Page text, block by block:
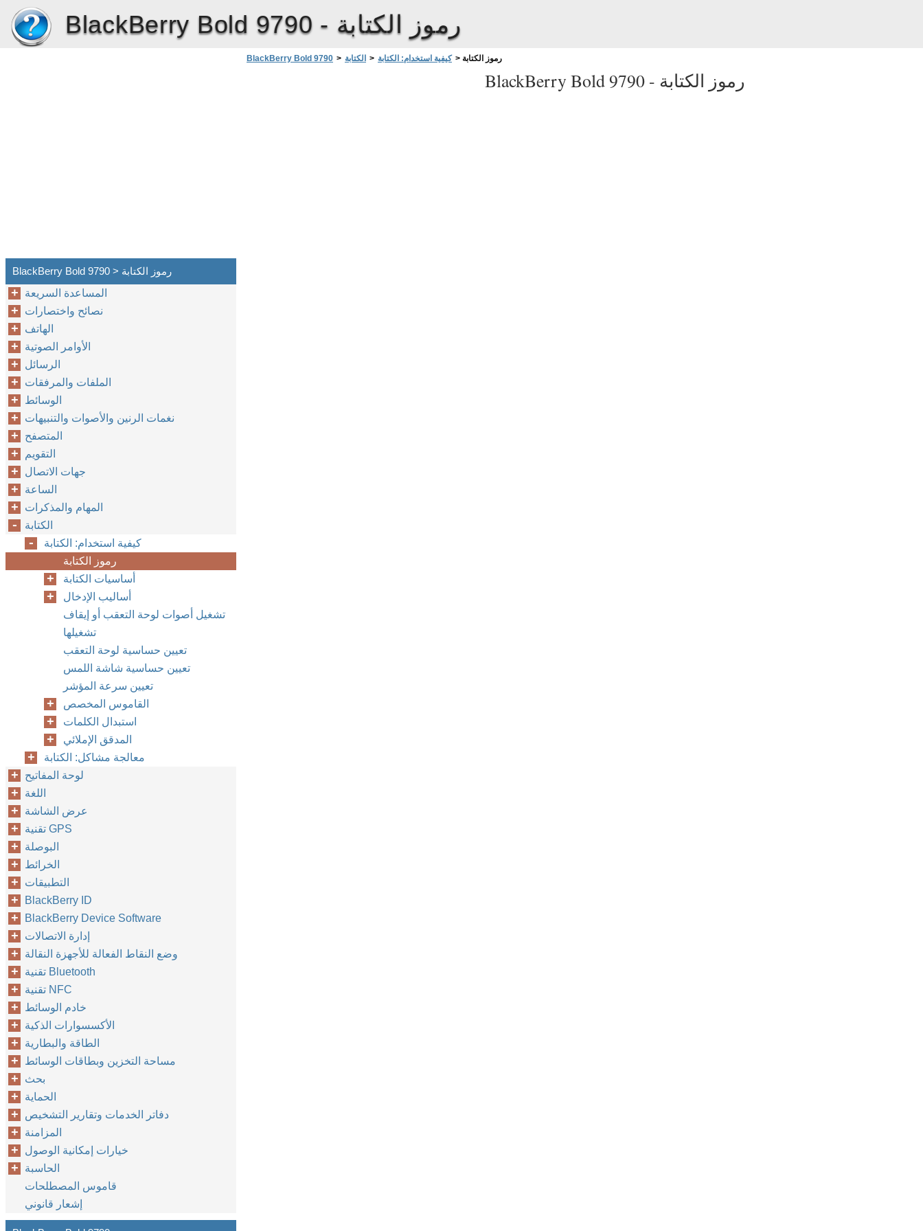
BlackBerry Bold 9790 - رموز الكتابة
BlackBerry Bold 9790 > الكتابة > كيفية استخدام: الكتابة > رموز الكتابة
BlackBerry Bold 9790 - رموز الكتابة
BlackBerry Bold 9790 > رموز الكتابة
المساعدة السريعة
نصائح واختصارات
الهاتف
الأوامر الصوتية
الرسائل
الملفات والمرفقات
الوسائط
نغمات الرنين والأصوات والتنبيهات
المتصفح
التقويم
جهات الاتصال
الساعة
المهام والمذكرات
الكتابة
كيفية استخدام: الكتابة
رموز الكتابة
أساسيات الكتابة
أساليب الإدخال
تشغيل أصوات لوحة التعقب أو إيقاف
تشغيلها
تعيين حساسية لوحة التعقب
تعيين حساسية شاشة اللمس
تعيين سرعة المؤشر
القاموس المخصص
استبدال الكلمات
المدقق الإملائي
معالجة مشاكل: الكتابة
لوحة المفاتيح
اللغة
عرض الشاشة
تقنية GPS
البوصلة
الخرائط
التطبيقات
BlackBerry ID
BlackBerry Device Software
إدارة الاتصالات
وضع النقاط الفعالة للأجهزة النقالة
تقنية Bluetooth
تقنية NFC
خادم الوسائط
الأكسسوارات الذكية
الطاقة والبطارية
مساحة التخزين وبطاقات الوسائط
بحث
الحماية
دفاتر الخدمات وتقارير التشخيص
المزامنة
خيارات إمكانية الوصول
الحاسبة
قاموس المصطلحات
إشعار قانوني